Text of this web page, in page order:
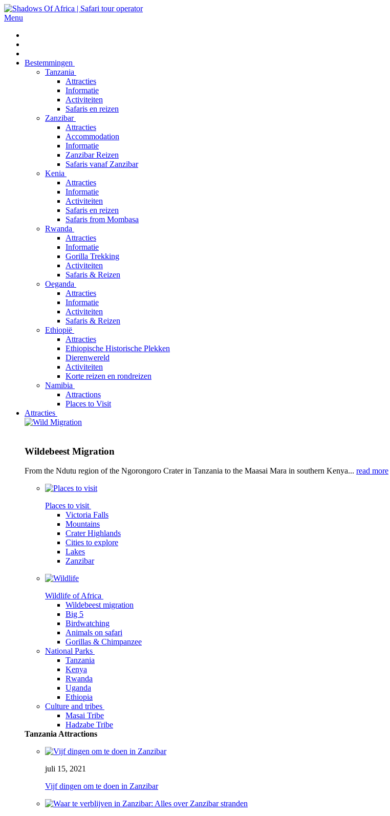
Menu
Bestemmingen
Tanzania
Attracties
Informatie
Activiteiten
Safaris en reizen
Zanzibar
Attracties
Accommodation
Informatie
Zanzibar Reizen
Safaris vanaf Zanzibar
Kenia
Attracties
Informatie
Activiteiten
Safaris en reizen
Safaris from Mombasa
Rwanda
Attracties
Informatie
Gorilla Trekking
Activiteiten
Safaris & Reizen
Oeganda
Attracties
Informatie
Activiteiten
Safaris & Reizen
Ethiopië
Attracties
Ethiopische Historische Plekken
Dierenwereld
Activiteiten
Korte reizen en rondreizen
Namibia
Attractions
Places to Visit
Attracties
Wildebeest Migration
From the Ndutu region of the Ngorongoro Crater in Tanzania to the Maasai Mara in southern Kenya... read more
Places to visit
Victoria Falls
Mountains
Crater Highlands
Cities to explore
Lakes
Zanzibar
Wildlife of Africa
Wildebeest migration
Big 5
Birdwatching
Animals on safari
Gorillas & Chimpanzee
National Parks
Tanzania
Kenya
Rwanda
Uganda
Ethiopia
Culture and tribes
Masai Tribe
Hadzabe Tribe
Tanzania Attractions
juli 15, 2021
Vijf dingen om te doen in Zanzibar